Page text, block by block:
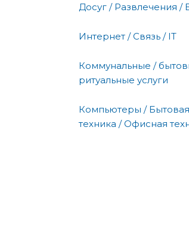
Досуг / Развлечения /
Интернет / Связь / IT
Коммунальные /
ритуальные услуги
Компьютеры / Бытовая
техника / Офисная